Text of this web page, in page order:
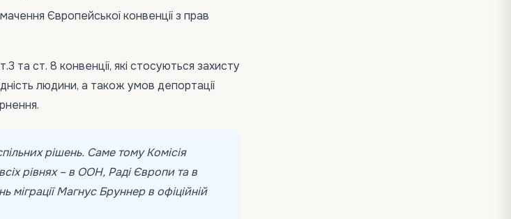
Європейської конвенції з прав
та ст. 8 конвенції, які стосуються захисту
людини, а також умов депортації
рішень. Саме тому Комісія
рівнях – в ООН, Раді Європи та в
міграції Магнус Бруннер в офіційній